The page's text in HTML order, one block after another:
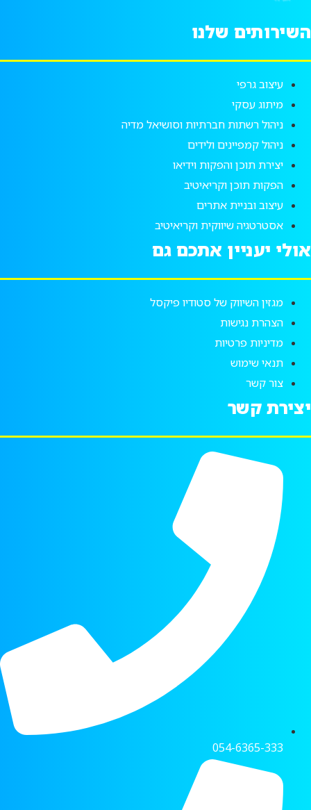
השירותים שלנו
עיצוב גרפי
מיתוג עסקי
ניהול רשתות חברתיות וסושיאל מדיה
ניהול קמפיינים ולידים
יצירת תוכן והפקות וידיאו
הפקות תוכן וקריאיטיב
עיצוב ובניית אתרים
אסטרטגיה שיווקית וקריאיטיב
אולי יעניין אתכם גם
מגזין השיווק של סטודיו פיקסל
הצהרת נגישות
מדיניות פרטיות
תנאי שימוש
צור קשר
יצירת קשר
054-6365-333